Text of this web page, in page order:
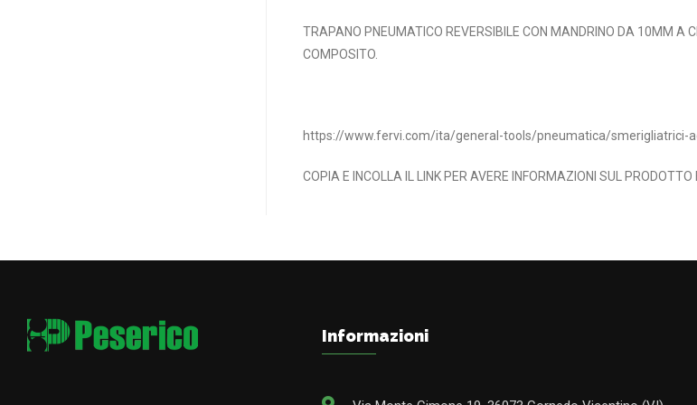
TRAPANO PNEUMATICO REVERSIBILE CON MANDRINO DA 10MM A
COMPOSITO.
https://www.fervi.com/ita/general-tools/pneumatica/smerigliatrici-
COPIA E INCOLLA IL LINK PER AVERE INFORMAZIONI SUL PRODOTTO
Informazioni